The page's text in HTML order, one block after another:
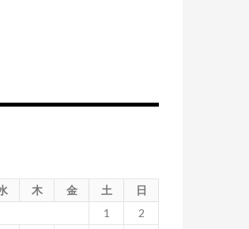
木 金 土
日
1
2